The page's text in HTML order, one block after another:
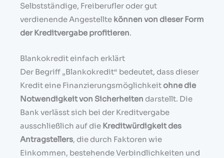
Selbstständige, Freiberufler oder gut
verdienende Angestellte können von dieser Form
der Kreditvergabe profitieren.
Blankokredit einfach erklärt
Der Begriff „Blankokredit“ bedeutet, dass dieser
Kredit eine Finanzierungsmöglichkeitohne die
Notwendigkeit von Sicherheiten darstellt. Die
Bank verlässt sich bei der Kreditvergabe
ausschließlich auf die Kreditwürdigkeit des
Antragstellers, die durch Faktoren wie
Einkommen, bestehende Verbindlichkeiten und